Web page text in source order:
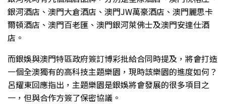
銀河酒店、澳門大倉酒店、澳門JW萬豪酒店、澳門麗思卡
爾頓酒店、澳門百老匯、澳門銀河萊佛士及澳門安達仕酒
店。
而銀娛與澳門特區政府簽訂博彩批給合同時提及，將會打造
一個全澳獨有的高科技主題樂園，現時該樂園的進度如何？
呂耀東回應指出，主題樂園是銀娛將會發展的很多項目之
一，但與合作方簽了保密協議。